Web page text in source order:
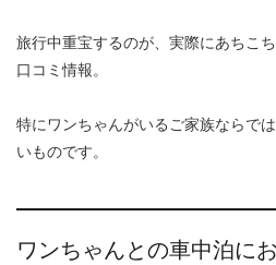
旅行中重宝するのが、実際にあちこ
口コミ情報。
特にワンちゃんがいるご家族ならで
いものです。
ワンちゃんとの車中泊に